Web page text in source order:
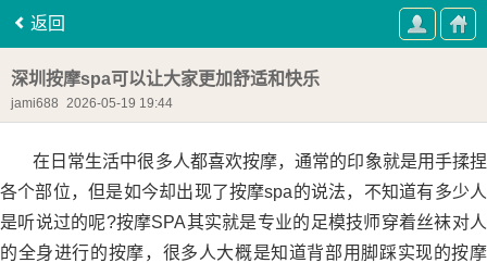
返回
深圳按摩spa可以让大家更加舒适和快乐
jami688 2026-05-19 19:44
在日常生活中很多人都喜欢按摩，通常的印象就是用手揉捏
各个部位，但是如今却出现了按摩spa的说法，不知道有多少人
是听说过的呢?按摩SPA其实就是专业的足模技师穿着丝袜对人
的全身进行的按摩，很多人大概是知道背部用脚踩实现的按摩